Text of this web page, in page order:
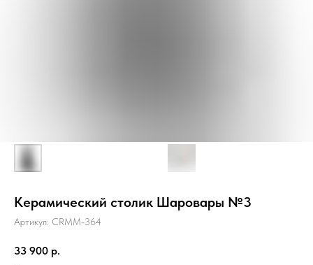
Керамический столик Шаровары №3
Артикул: CRMM-364
33 900 р.